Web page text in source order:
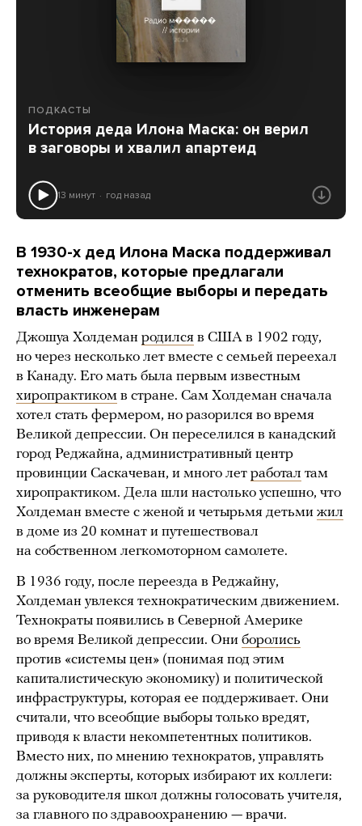
ПОДКАСТЫ
История деда Илона Маска: он верил
в заговоры и хвалил апартеид
13 минут год назад
В 1930-х дед Илона Маска поддерживал
технократов, которые предлагали
отменить всеобщие выборы и передать
власть инженерам
Джошуа Холдеман родился в США в 1902 году,
но через несколько лет вместе с семьей переехал
в Канаду. Его мать была первым известным
хиропрактиком в стране. Сам Холдеман сначала
хотел стать фермером, но разорился во время
Великой депрессии. Он переселился в канадский
город Реджайна, административный центр
провинции Саскачеван, и много лет работал там
хиропрактиком. Дела шли настолько успешно, что
Холдеман вместе с женой и четырьмя детьми жил
в доме из 20 комнат и путешествовал
на собственном легкомоторном самолете.
В 1936 году, после переезда в Реджайну,
Холдеман увлекся технократическим движением.
Технократы появились в Северной Америке
во время Великой депрессии. Они боролись
против «системы цен» (понимая под этим
капиталистическую экономику) и политической
инфраструктуры, которая ее поддерживает. Они
считали, что всеобщие выборы только вредят,
приводя к власти некомпетентных политиков.
Вместо них, по мнению технократов, управлять
должны эксперты, которых избирают их коллеги:
за руководителя школ должны голосовать учителя,
за главного по здравоохранению — врачи.